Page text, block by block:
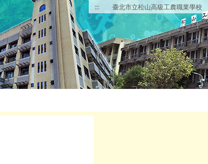
::: 臺北市立松山高級工農職業學校